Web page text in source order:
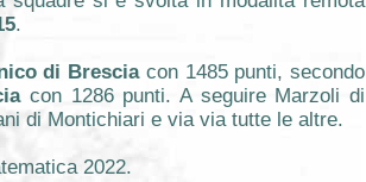
.
di Bresciacon 1485 punti, secondo
con 1286 punti. A seguire Marzoli di
di Montichiari e via via tutte le altre.
2022.